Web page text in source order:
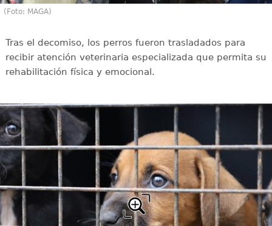
(Foto: MAGA)
Tras el decomiso, los perros fueron trasladados para
recibir atención veterinaria especializada que permita su
rehabilitación física y emocional.